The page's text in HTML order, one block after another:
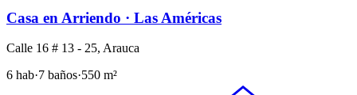
Casa en Arriendo · Las Américas
Calle 16 # 13 - 25, Arauca
6 hab·7 baños·550 m²